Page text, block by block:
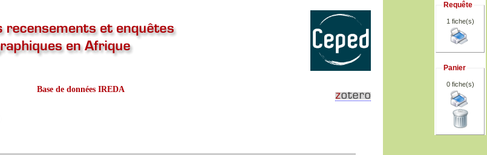
Base de données IREDA
Requête
1 fiche(s)
Panier
0fiche(s)